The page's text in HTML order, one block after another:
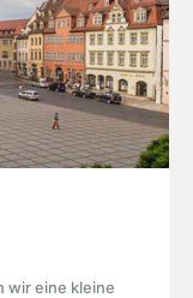
wir eine kleine